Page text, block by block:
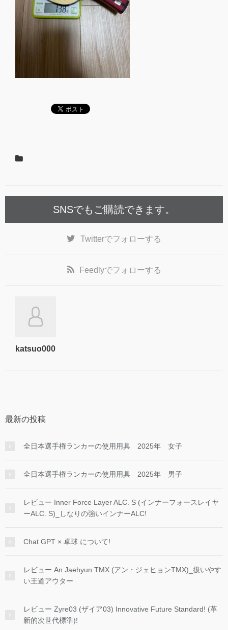
SNSでもご購読できます。
Twitterでフォローする
Feedlyでフォローする
katsuo000
最新の投稿
全日本選手権ランカーの使用用具 2025年 女子
全日本選手権ランカーの使用用具 2025年 男子
レビュー Inner Force Layer ALC. S (インナーフォースレイヤ
ーALC. S)_しなりの強いインナーALC!
Chat GPT × 卓球 について!
レビュー An Jaehyun TMX (アン・ジェヒョンTMX)_扱いやす
い王道アウター
レビュー Zyre03 (ザイア03) Innovative Future Standard! (革
新的次世代標準)!